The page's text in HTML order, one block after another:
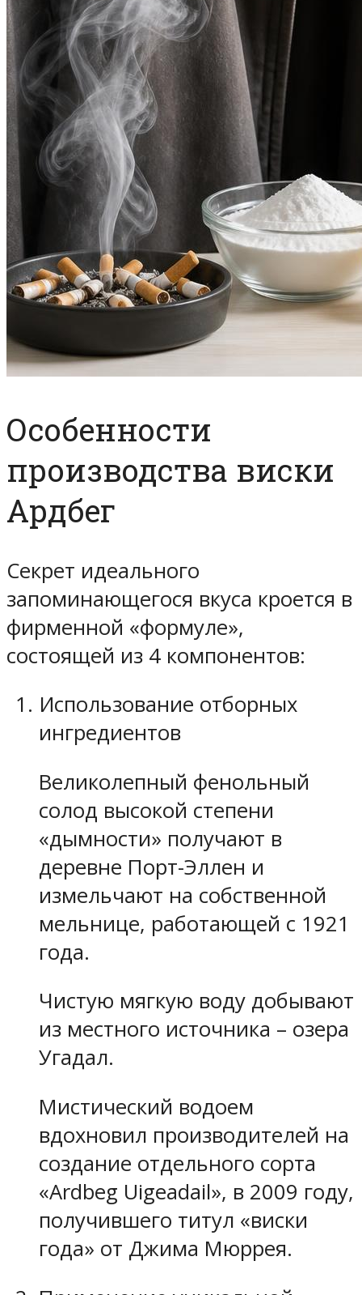
Особенности
производства виски
Ардбег
Секрет идеального
запоминающегося вкуса кроется в
фирменной «формуле»,
состоящей из 4 компонентов:
Использование отборных
ингредиентов
Великолепный фенольный
солод высокой степени
«дымности» получают в
деревне Порт-Эллен и
измельчают на собственной
мельнице, работающей с 1921
года.
Чистую мягкую воду добывают
из местного источника – озера
Угадал.
Мистический водоем
вдохновил производителей на
создание отдельного сорта
«Ardbeg Uigeadail», в 2009 году,
получившего титул «виски
года» от Джима Мюррея.